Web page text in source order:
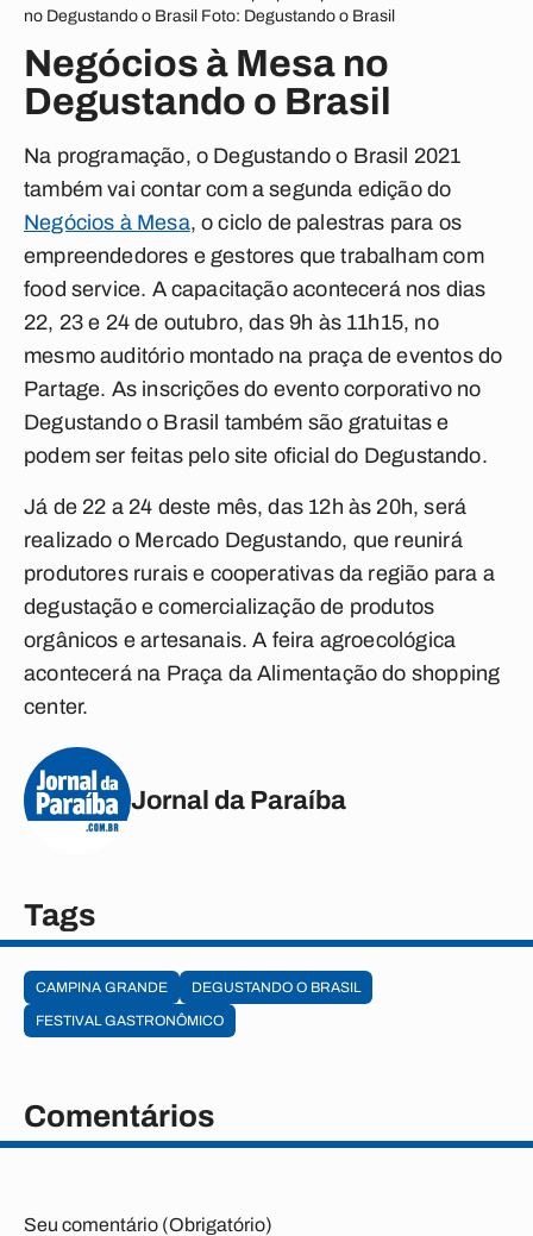
no Degustando o Brasil Foto: Degustando o Brasil
Negócios à Mesa no
Degustando o Brasil
Na programação, o Degustando o Brasil 2021
também vai contar com a segunda edição do
Negócios à Mesa, o ciclo de palestras para os
empreendedores e gestores que trabalham com
food service. A capacitação acontecerá nos dias
22, 23 e 24 de outubro, das 9h às 11h15, no
mesmo auditório montado na praça de eventos do
Partage. As inscrições do evento corporativo no
Degustando o Brasil também são gratuitas e
podem ser feitas pelo site oficial do Degustando.
Já de 22 a 24 deste mês, das 12h às 20h, será
realizado o Mercado Degustando, que reunirá
produtores rurais e cooperativas da região para a
degustação e comercialização de produtos
orgânicos e artesanais. A feira agroecológica
acontecerá na Praça da Alimentação do shopping
center.
Jornal da Paraíba
Tags
CAMPINA GRANDE
DEGUSTANDO O BRASIL
FESTIVAL GASTRONÔMICO
Comentários
Seu comentário (Obrigatório)